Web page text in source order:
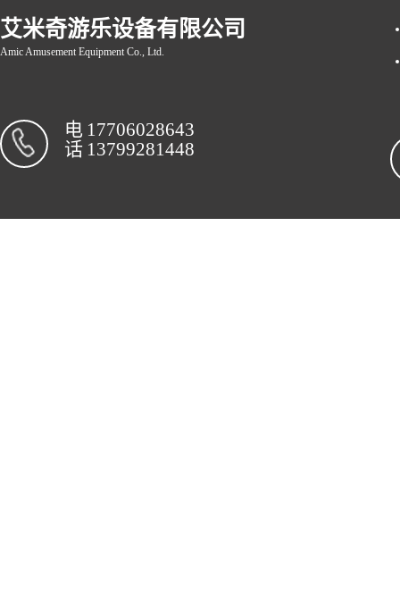
艾米奇游乐设备有限公司
Amic Amusement Equipment Co., Ltd.
电
话
17706028643
13799281448